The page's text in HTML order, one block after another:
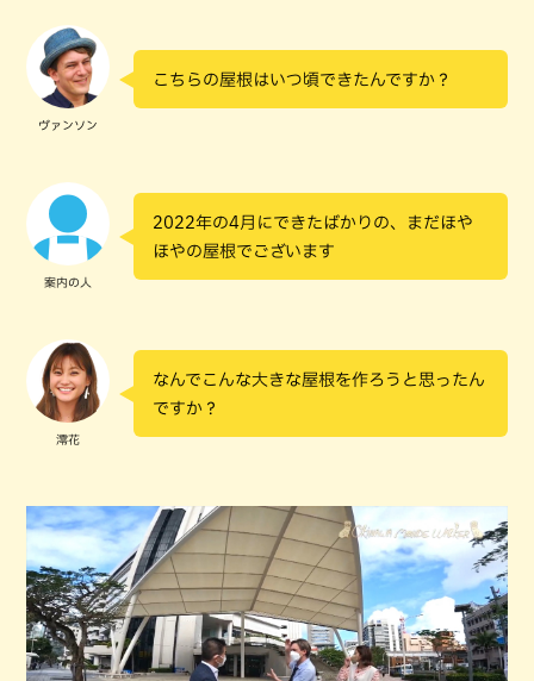
ヴァンソン
こちらの屋根はいつ頃できたんですか？
案内の人
2022年の4月にできたばかりの、まだほや
ほやの屋根でございます
澪花
なんでこんな大きな屋根を作ろうと思ったん
ですか？